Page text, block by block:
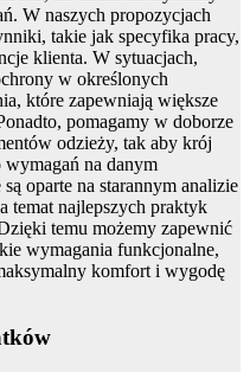
W naszych propozycjach
takie jak specyfika pracy,
klienta. W sytuacjach,
w określonych
które zapewniają większe
pomagamy w doborze
odzieży, tak aby krój
wymagań na danym
oparte na starannym analizie
temat najlepszych praktyk
temu możemy zapewnić
wymagania funkcjonalne,
komfort i wygodę